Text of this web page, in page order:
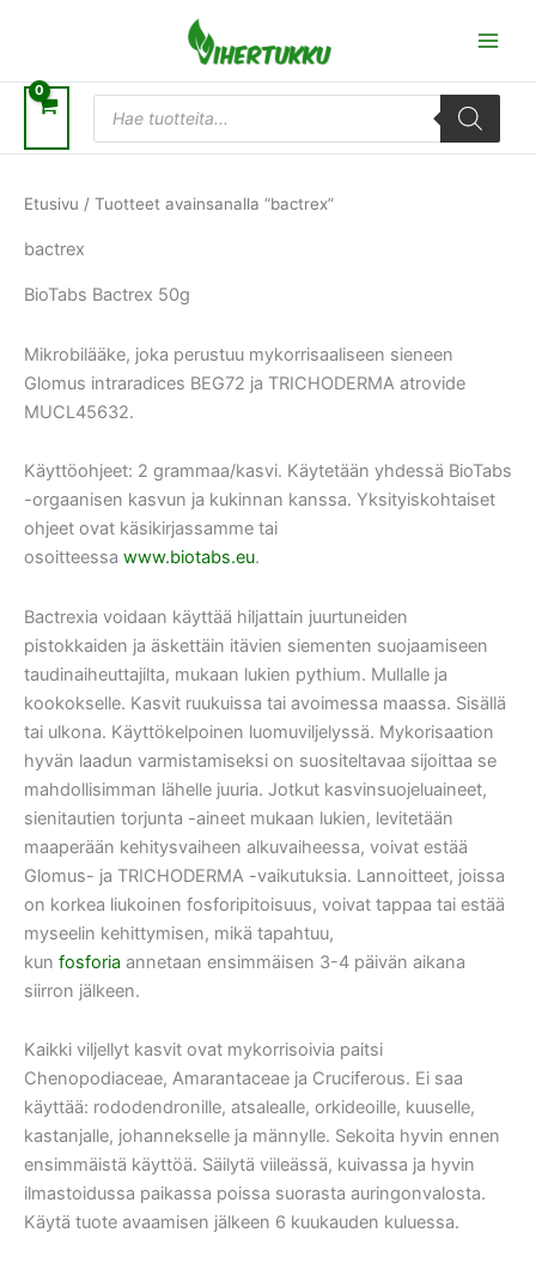
Products
search
Etusivu / Tuotteet avainsanalla “bactrex”
bactrex
BioTabs Bactrex 50g
Mikrobilääke, joka perustuu mykorrisaaliseen sieneen
Glomus intraradices BEG72 ja TRICHODERMA atrovide
MUCL45632.
Käyttöohjeet: 2 grammaa/kasvi. Käytetään yhdessä BioTabs
-orgaanisen kasvun ja kukinnan kanssa. Yksityiskohtaiset
ohjeet ovat käsikirjassamme tai
osoitteessa www.biotabs.eu.
Bactrexia voidaan käyttää hiljattain juurtuneiden
pistokkaiden ja äskettäin itävien siementen suojaamiseen
taudinaiheuttajilta, mukaan lukien pythium. Mullalle ja
kookokselle. Kasvit ruukuissa tai avoimessa maassa. Sisällä
tai ulkona. Käyttökelpoinen luomuviljelyssä. Mykorisaation
hyvän laadun varmistamiseksi on suositeltavaa sijoittaa se
mahdollisimman lähelle juuria. Jotkut kasvinsuojeluaineet,
sienitautien torjunta -aineet mukaan lukien, levitetään
maaperään kehitysvaiheen alkuvaiheessa, voivat estää
Glomus- ja TRICHODERMA -vaikutuksia. Lannoitteet, joissa
on korkea liukoinen fosforipitoisuus, voivat tappaa tai estää
myseelin kehittymisen, mikä tapahtuu,
kun fosforia annetaan ensimmäisen 3-4 päivän aikana
siirron jälkeen.
Kaikki viljellyt kasvit ovat mykorrisoivia paitsi
Chenopodiaceae, Amarantaceae ja Cruciferous. Ei saa
käyttää: rododendronille, atsalealle, orkideoille, kuuselle,
kastanjalle, johannekselle ja männylle. Sekoita hyvin ennen
ensimmäistä käyttöä. Säilytä viileässä, kuivassa ja hyvin
ilmastoidussa paikassa poissa suorasta auringonvalosta.
Käytä tuote avaamisen jälkeen 6 kuukauden kuluessa.